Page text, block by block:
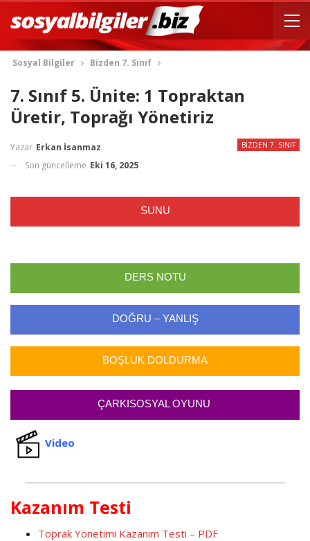
Sosyal Bilgiler Bizden 7. Sınıf
7. Sınıf 5. Ünite: 1 Topraktan
Üretir, Toprağı Yönetiriz
BIZDEN 7. SINIF
Yazar Erkan İsanmaz
Son güncelleme Eki 16, 2025
SUNU
DERS NOTU
DOĞRU – YANLIŞ
BOŞLUK DOLDURMA
ÇARKISOSYAL OYUNU
Video
Kazanım Testi
Toprak Yönetimi Kazanım Testi – PDF